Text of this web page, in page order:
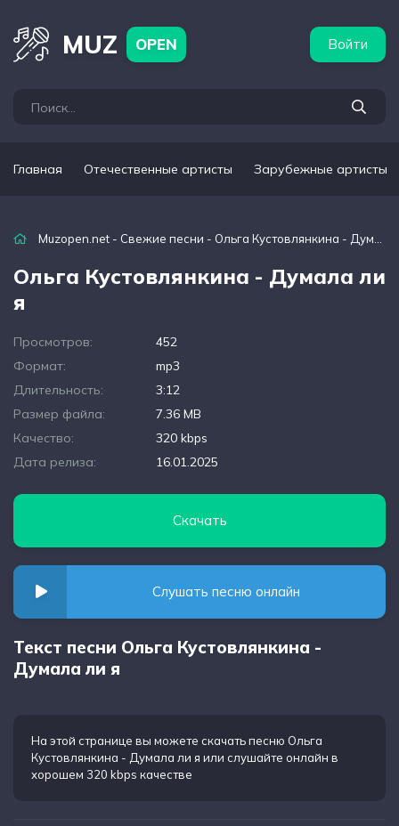
MUZ OPEN Войти
Главная Отечественные артисты Зарубежные артисты
Muzopen.net - Свежие песни - Ольга Кустовлянкина - Думала ли я
Ольга Кустовлянкина - Думала ли
я
Просмотров:
452
Формат:
mp3
Длительность:
3:12
Размер файла:
7.36 MB
Качество:
320 kbps
Дата релиза:
16.01.2025
Скачать
Слушать песню онлайн
Текст песни Ольга Кустовлянкина -
Думала ли я
На этой странице вы можете скачать песню Ольга
Кустовлянкина - Думала ли я или слушайте онлайн в
хорошем 320 kbps качестве
артисты Популярные подборки